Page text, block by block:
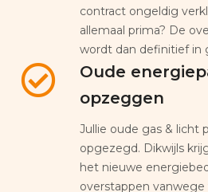
contract ongeldig
allemaal prima? De
wordt dan definitief in
Oude
opzeggen
Jullie oude gas & licht
opgezegd. Dikwijls
het nieuwe
overstappen